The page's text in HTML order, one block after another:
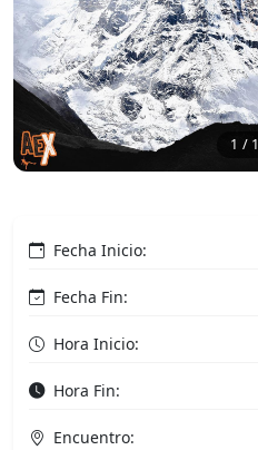
1 /
Fecha Inicio:
Fecha Fin:
Hora Inicio:
Hora Fin:
Encuentro: